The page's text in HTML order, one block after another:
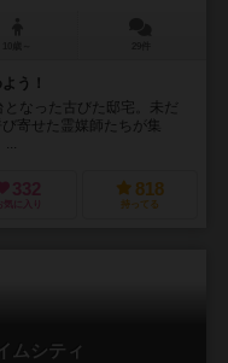
う！
なった古びた邸宅。未だ
寄せた霊媒師たちが集
...
332
お気に入り
818
持ってる
ムシティ